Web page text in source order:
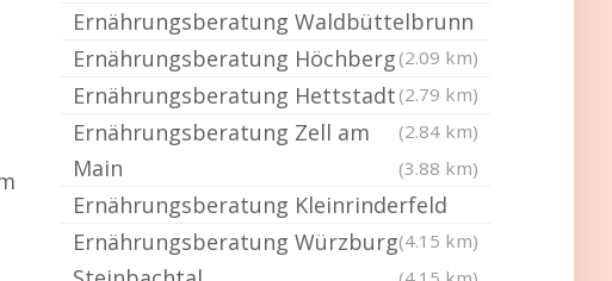
Ernährungsberatung Waldbüttelbrunn
(2.09 km)
Ernährungsberatung Höchberg
(2.79 km)
Ernährungsberatung Hettstadt
(2.84 km)
Ernährungsberatung Zell am
Main
(3.88 km)
Ernährungsberatung Kleinrinderfeld
(4.15 km)
Ernährungsberatung Würzburg